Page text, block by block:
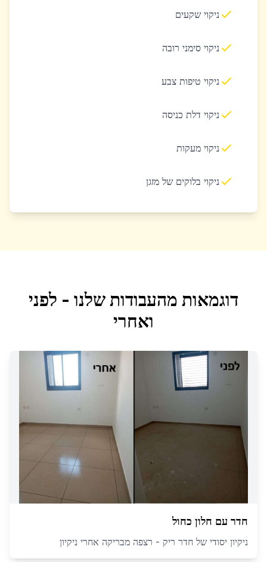
ניקוי שקעים
ניקוי סימני רובה
ניקוי טיפות צבע
ניקוי דלת כניסה
ניקוי מעקות
ניקוי בלוקים של מזגן
דוגמאות מהעבודות שלנו - לפני
ואחרי
חדר עם חלון כחול
ניקיון יסודי של חדר ריק - רצפה מבריקה אחרי ניקיון